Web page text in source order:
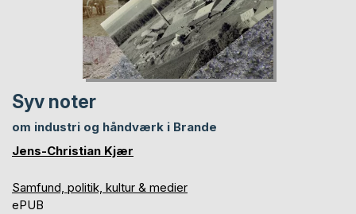
Syv noter
om industri og håndværk i Brande
Jens-Christian Kjær
Samfund, politik, kultur & medier
ePUB